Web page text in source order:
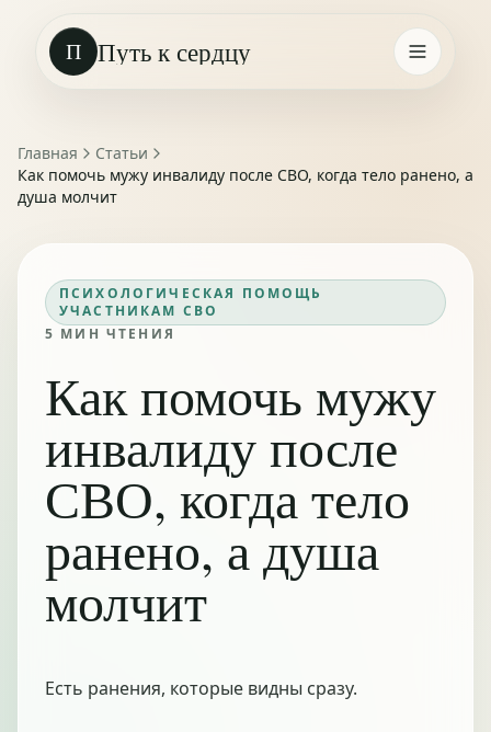
П Путь к сердцу
Главная
Статьи
Как помочь мужу инвалиду после СВО, когда тело ранено, а
душа молчит
ПСИХОЛОГИЧЕСКАЯ ПОМОЩЬ
УЧАСТНИКАМ СВО
5 МИН ЧТЕНИЯ
Как помочь мужу
инвалиду после
СВО, когда тело
ранено, а душа
молчит
Есть ранения, которые видны сразу.